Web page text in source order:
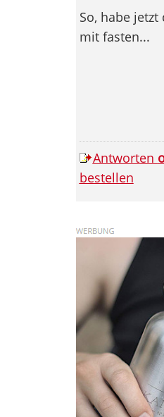
So, habe
mit fasten...
Antworten
bestellen